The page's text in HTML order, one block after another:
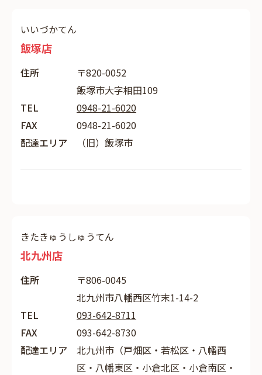
いいづかてん
飯塚店
住所
〒820-0052
飯塚市大字相田109
TEL
0948-21-6020
FAX
0948-21-6020
配達エリア
（旧）飯塚市
きたきゅうしゅうてん
北九州店
住所
〒806-0045
北九州市八幡西区竹末1-14-2
TEL
093-642-8711
FAX
093-642-8730
配達エリア
北九州市（戸畑区・若松区・八幡西
区・八幡東区・小倉北区・小倉南区・